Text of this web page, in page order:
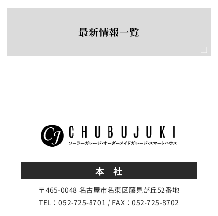
最新情報一覧
本 社
〒465-0048 名古屋市名東区藤見が丘52番地
TEL：052-725-8701 / FAX：052-725-8702